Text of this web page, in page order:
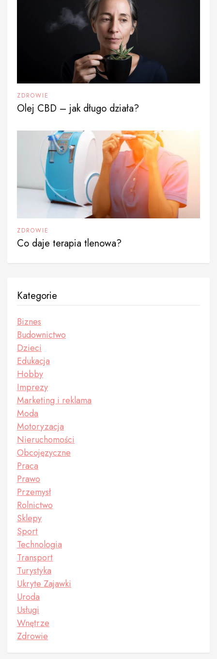
ZDROWIE
Olej CBD – jak długo działa?
ZDROWIE
Co daje terapia tlenowa?
Kategorie
Biznes
Budownictwo
Dzieci
Edukacja
Hobby
Imprezy
Marketing i reklama
Moda
Motoryzacja
Nieruchomości
Obcojęzyczne
Praca
Prawo
Przemysł
Rolnictwo
Sklepy
Sport
Technologia
Transport
Turystyka
Ukryte Zajawki
Uroda
Usługi
Wnętrze
Zdrowie